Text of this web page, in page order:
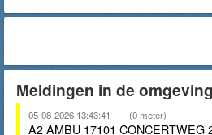
Meldingen in de
05-08-2026 13:43:41 (0 meter)
A2 AMBU 17101 CONCERTWEG